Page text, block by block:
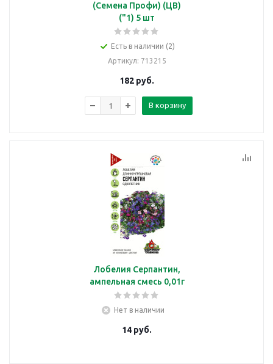
(Семена Профи) (ЦВ)
("1) 5 шт
Есть в наличии (2)
Артикул: 713215
182 руб.
В корзину
Лобелия Серпантин,
ампельная смесь 0,01г
Нет в наличии
14 руб.